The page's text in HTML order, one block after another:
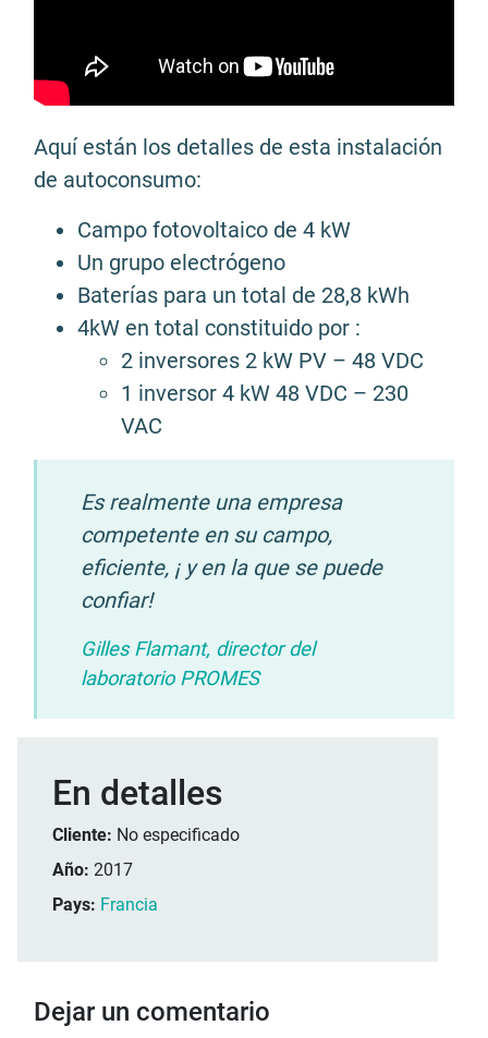
Aquí están los detalles de esta instalación
de autoconsumo:
Campo fotovoltaico de 4 kW
Un grupo electrógeno
Baterías para un total de 28,8 kWh
4kW en total constituido por :
2 inversores 2 kW PV – 48 VDC
1 inversor 4 kW 48 VDC – 230
VAC
Es realmente una empresa
competente en su campo,
eficiente, ¡ y en la que se puede
confiar!
Gilles Flamant, director del
laboratorio PROMES
En detalles
Cliente: No especificado
Año: 2017
Pays: Francia
Dejar un comentario